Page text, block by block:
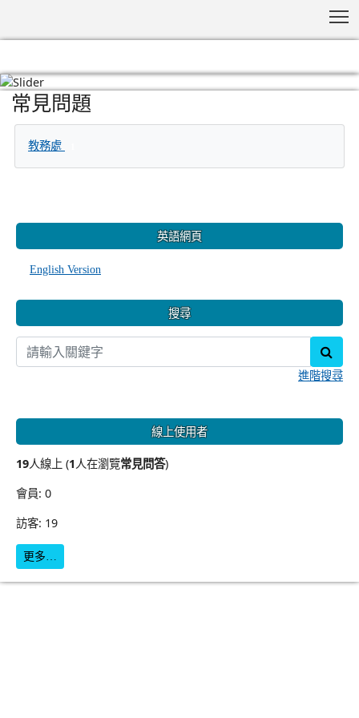
:::
常見問題
教務處
英語網頁
English Version
搜尋
進階搜尋
線上使用者
19人線上 (1人在瀏覽常見問答)
會員: 0
訪客: 19
更多…